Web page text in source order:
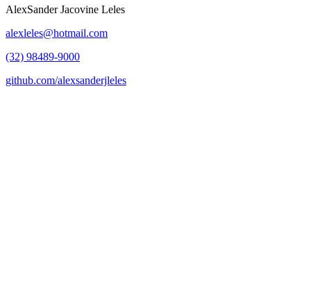
AlexSander Jacovine Leles
alexleles@hotmail.com
(32) 98489-9000
github.com/alexsanderjleles